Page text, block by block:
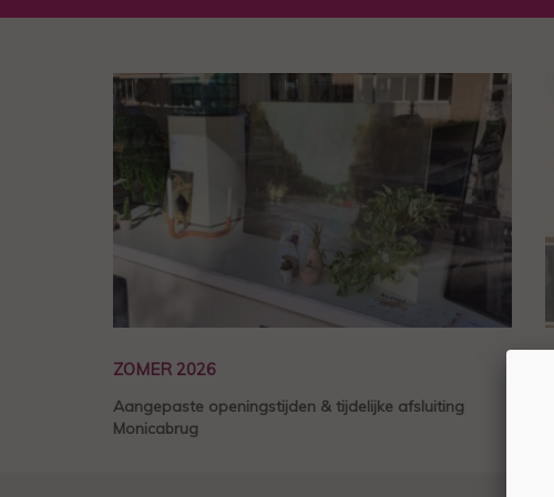
ZOMER 2026
Aangepaste openingstijden & tijdelijke afsluiting
Monicabrug